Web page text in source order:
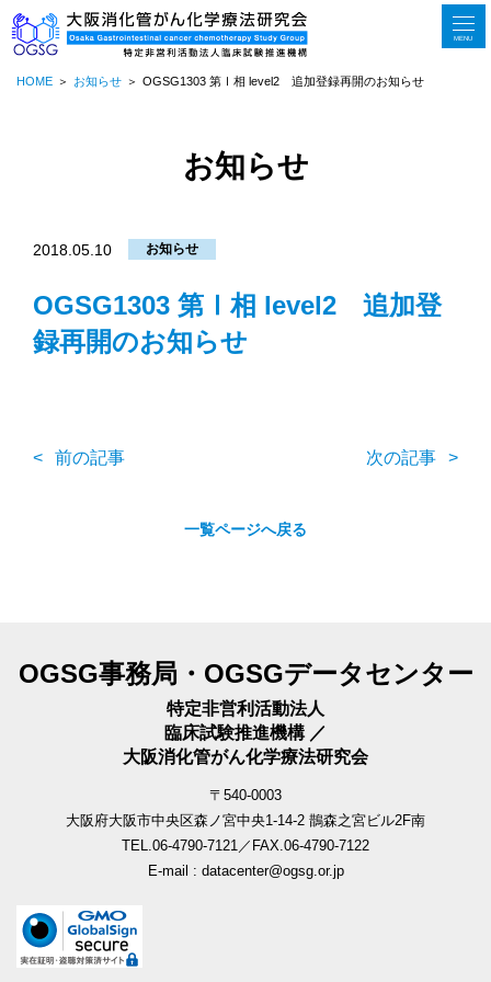
MENU
HOME お知らせ OGSG1303 第Ⅰ相 level2 追加登録再開のお知らせ
お知らせ
2018.05.10 お知らせ
OGSG1303 第Ⅰ相 level2 追加登
録再開のお知らせ
前の記事 次の記事
一覧ページへ戻る
OGSG事務局・OGSGデータセンター
特定非営利活動法人
臨床試験推進機構 ／
大阪消化管がん化学療法研究会
〒540-0003
大阪府大阪市中央区森ノ宮中央1-14-2 鵲森之宮ビル2F南
TEL.06-4790-7121／FAX.06-4790-7122
E-mail : datacenter@ogsg.or.jp